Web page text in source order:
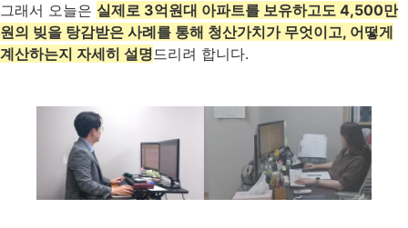
그래서 오늘은 실제로 3억원대 아파트를 보유하고도 4,500만
원의 빚을 탕감받은 사례를 통해 청산가치가 무엇이고, 어떻게
계산하는지 자세히 설명드리려 합니다.